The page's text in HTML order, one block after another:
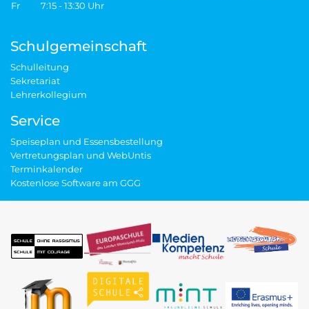
Fr 7:15 - 13:30 Uhr
Schulgemeinschaft
Schulleitung
Sekretariat
Lehrerkollegium
Service
Speiseplan und Essensbestellung
Vertretungsplan und WebUntis
Terminkalender
Kostenlose Software am GGG